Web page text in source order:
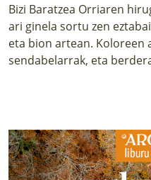
Bizi Baratzea Orriaren
ari ginela sortu zen
eta bion artean. Koloreen
sendabelarrak, eta